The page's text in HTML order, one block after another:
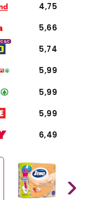
4,75
5,66
C&C
5,74
5,99
5,99
5,99
6,49